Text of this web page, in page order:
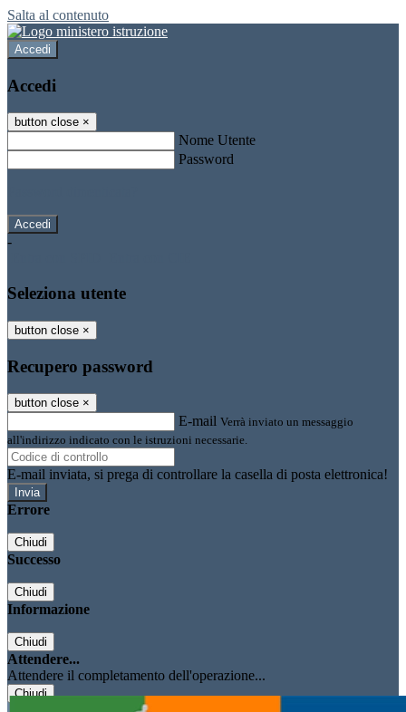
Salta al contenuto
Accedi
Accedi
button close ×
Nome Utente
Password
-
Seleziona utente
button close ×
Recupero password
button close ×
E-mail Verrà inviato un messaggio
all'indirizzo indicato con le istruzioni necessarie.
E-mail inviata, si prega di controllare la casella di posta elettronica!
Errore
Chiudi
Successo
Chiudi
Informazione
Chiudi
Attendere...
Attendere il completamento dell'operazione...
Chiudi